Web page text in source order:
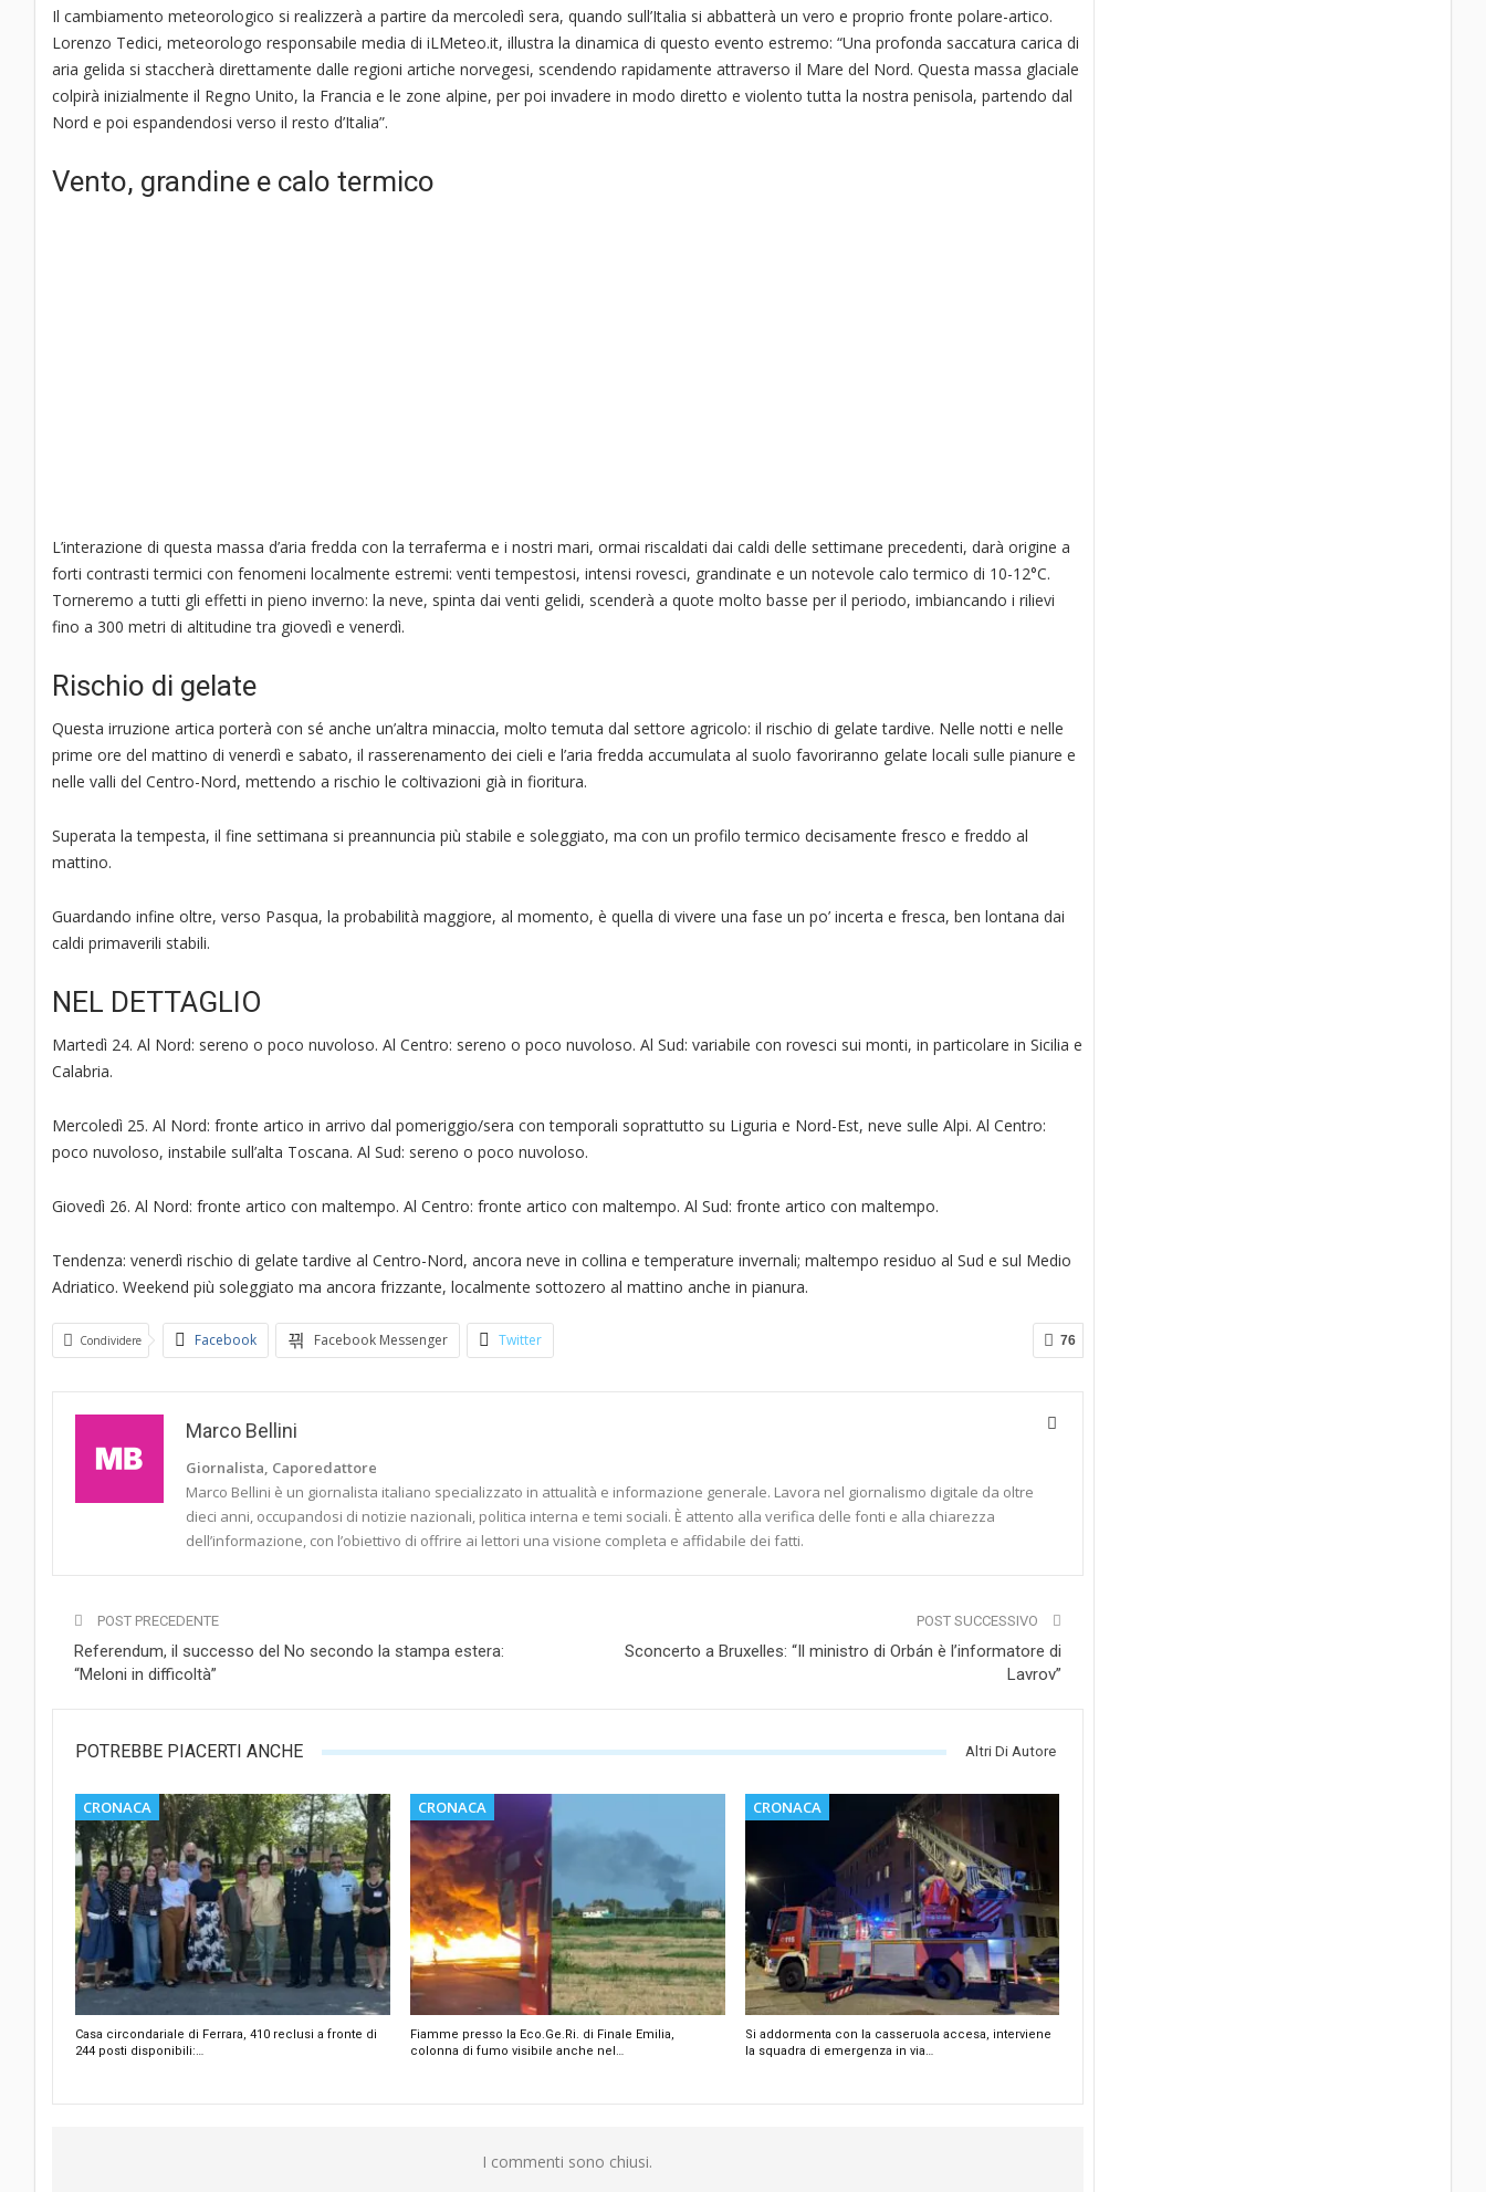
Il cambiamento meteorologico si realizzerà a partire da mercoledì sera, quando sull’Italia si abbatterà un vero e proprio fronte polare-artico.
Lorenzo Tedici, meteorologo responsabile media di iLMeteo.it, illustra la dinamica di questo evento estremo: “Una profonda saccatura carica di
aria gelida si staccherà direttamente dalle regioni artiche norvegesi, scendendo rapidamente attraverso il Mare del Nord. Questa massa glaciale
colpirà inizialmente il Regno Unito, la Francia e le zone alpine, per poi invadere in modo diretto e violento tutta la nostra penisola, partendo dal
Nord e poi espandendosi verso il resto d’Italia”.
Vento, grandine e calo termico
L’interazione di questa massa d’aria fredda con la terraferma e i nostri mari, ormai riscaldati dai caldi delle settimane precedenti, darà origine a
forti contrasti termici con fenomeni localmente estremi: venti tempestosi, intensi rovesci, grandinate e un notevole calo termico di 10-12°C.
Torneremo a tutti gli effetti in pieno inverno: la neve, spinta dai venti gelidi, scenderà a quote molto basse per il periodo, imbiancando i rilievi
fino a 300 metri di altitudine tra giovedì e venerdì.
Rischio di gelate
Questa irruzione artica porterà con sé anche un’altra minaccia, molto temuta dal settore agricolo: il rischio di gelate tardive. Nelle notti e nelle
prime ore del mattino di venerdì e sabato, il rasserenamento dei cieli e l’aria fredda accumulata al suolo favoriranno gelate locali sulle pianure e
nelle valli del Centro-Nord, mettendo a rischio le coltivazioni già in fioritura.
Superata la tempesta, il fine settimana si preannuncia più stabile e soleggiato, ma con un profilo termico decisamente fresco e freddo al
mattino.
Guardando infine oltre, verso Pasqua, la probabilità maggiore, al momento, è quella di vivere una fase un po’ incerta e fresca, ben lontana dai
caldi primaverili stabili.
NEL DETTAGLIO
Martedì 24. Al Nord: sereno o poco nuvoloso. Al Centro: sereno o poco nuvoloso. Al Sud: variabile con rovesci sui monti, in particolare in Sicilia e
Calabria.
Mercoledì 25. Al Nord: fronte artico in arrivo dal pomeriggio/sera con temporali soprattutto su Liguria e Nord-Est, neve sulle Alpi. Al Centro:
poco nuvoloso, instabile sull’alta Toscana. Al Sud: sereno o poco nuvoloso.
Giovedì 26. Al Nord: fronte artico con maltempo. Al Centro: fronte artico con maltempo. Al Sud: fronte artico con maltempo.
Tendenza: venerdì rischio di gelate tardive al Centro-Nord, ancora neve in collina e temperature invernali; maltempo residuo al Sud e sul Medio
Adriatico. Weekend più soleggiato ma ancora frizzante, localmente sottozero al mattino anche in pianura.
76
Condividere Facebook Facebook Messenger Twitter
Marco Bellini
Giornalista, Caporedattore
Marco Bellini è un giornalista italiano specializzato in attualità e informazione generale. Lavora nel giornalismo digitale da oltre
dieci anni, occupandosi di notizie nazionali, politica interna e temi sociali. È attento alla verifica delle fonti e alla chiarezza
dell’informazione, con l’obiettivo di offrire ai lettori una visione completa e affidabile dei fatti.
POST PRECEDENTE
Referendum, il successo del No secondo la stampa estera:
“Meloni in difficoltà”
POST SUCCESSIVO
Sconcerto a Bruxelles: “Il ministro di Orbán è l’informatore di
Lavrov”
POTREBBE PIACERTI ANCHE Altri Di Autore
CRONACA
Casa circondariale di Ferrara, 410 reclusi a fronte di
244 posti disponibili:…
CRONACA
Fiamme presso la Eco.Ge.Ri. di Finale Emilia,
colonna di fumo visibile anche nel…
CRONACA
Si addormenta con la casseruola accesa, interviene
la squadra di emergenza in via…
I commenti sono chiusi.